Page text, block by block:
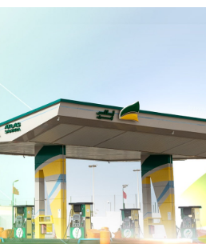
المستدامة خلال لقاء حول العمل المناخي
الجديدة.. توقيف
السلطات
الإطاحة
والاحتجاز والعنف المرتكبين
القاعات السينمائية برسم سنة 2026.
للطبيبات والأطباء تطلق منصتها الرقمية
توقف شخصين وتفتح بحثا قضائيا على